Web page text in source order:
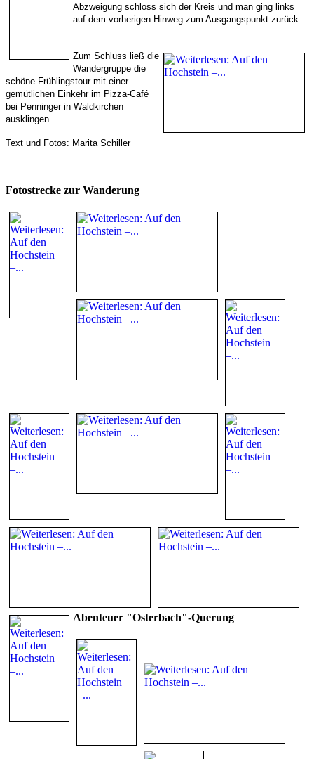
Abzweigung schloss sich der Kreis und man ging links
auf dem vorherigen Hinweg zum Ausgangspunkt zurück.
Zum Schluss ließ die
Wandergruppe die
schöne Frühlingstour mit einer
gemütlichen Einkehr im Pizza-Café
bei Penninger in Waldkirchen
ausklingen.
Text und Fotos: Marita Schiller
Fotostrecke zur Wanderung
Abenteuer "Osterbach"-Querung